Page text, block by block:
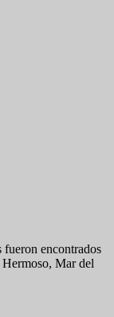
encontrados
Mar del